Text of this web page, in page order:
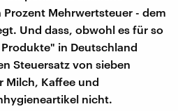
Mehrwertsteuer - dem
Und dass, obwohl es für so
in Deutschland
Steuersatz von sieben
Milch, Kaffee und
nicht.